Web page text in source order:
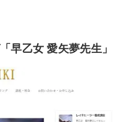
早乙女 愛矢夢先生」